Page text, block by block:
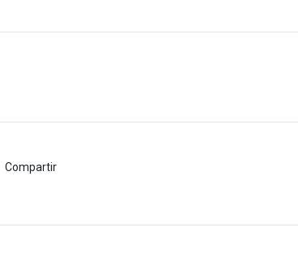
Compartir